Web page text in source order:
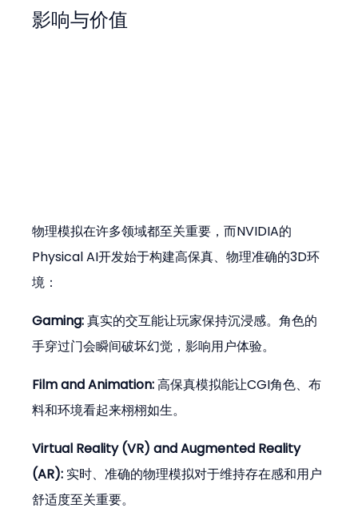
影响与价值
物理模拟在许多领域都至关重要，而NVIDIA的
Physical AI开发始于构建高保真、物理准确的3D环
境：
Gaming: 真实的交互能让玩家保持沉浸感。角色的
手穿过门会瞬间破坏幻觉，影响用户体验。
Film and Animation: 高保真模拟能让CGI角色、布
料和环境看起来栩栩如生。
Virtual Reality (VR) and Augmented Reality
(AR): 实时、准确的物理模拟对于维持存在感和用户
舒适度至关重要。